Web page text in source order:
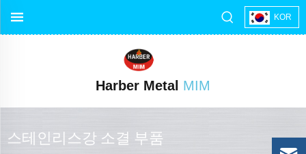
KOR
Harber Metal MIM
스테인리스강 소결 부품